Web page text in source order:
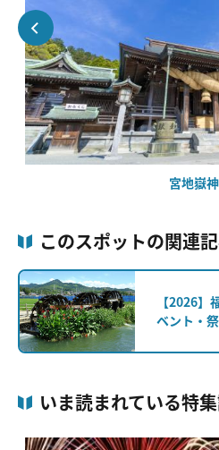
宮地嶽
このスポットの関連
【2026
ベント・
いま読まれている特